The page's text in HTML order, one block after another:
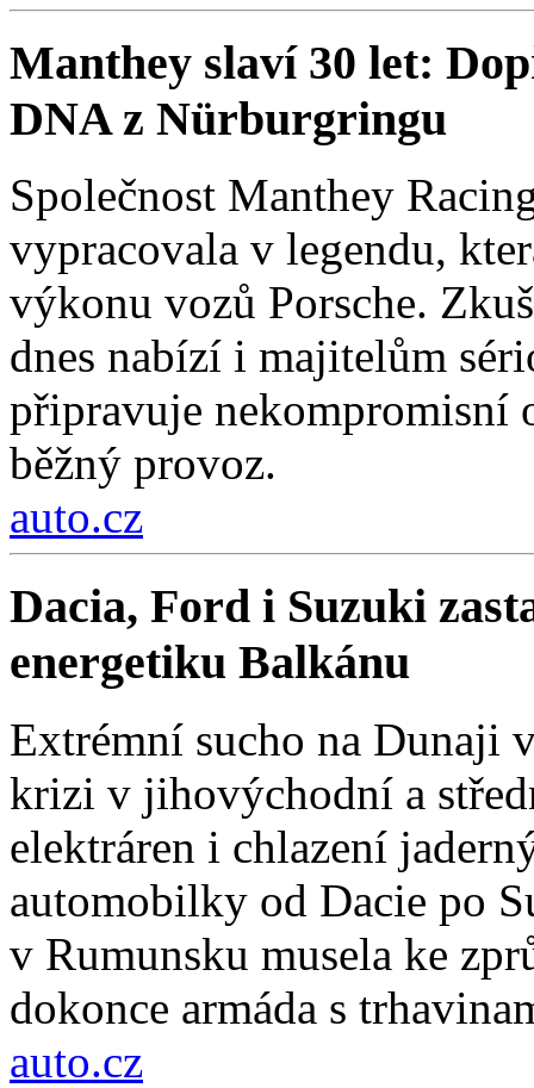
Manthey slaví 30 let:
DNA z Nürburgringu
Společnost Manthey
vypracovala v legendu,
výkonu vozů Porsche.
dnes nabízí i majitelům
připravuje nekompromisní
běžný provoz.
auto.cz
Dacia, Ford i Suzuki
energetiku Balkánu
Extrémní sucho na Dunaji
krizi v jihovýchodní a
elektráren i chlazení
automobilky od Dacie po
v Rumunsku musela ke
dokonce armáda s
auto.cz